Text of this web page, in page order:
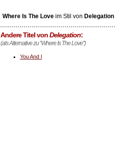
Where Is The Loveim Stil von Delegation
Andere Titel vonDelegation:
(als Alternative zu "Where Is The Love")
You And I